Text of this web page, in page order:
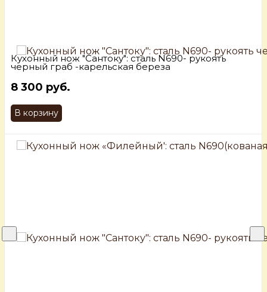
Кухонный нож "Сантоку": сталь N690- рукоять
черный граб -карельская береза
8 300 руб.
В корзину